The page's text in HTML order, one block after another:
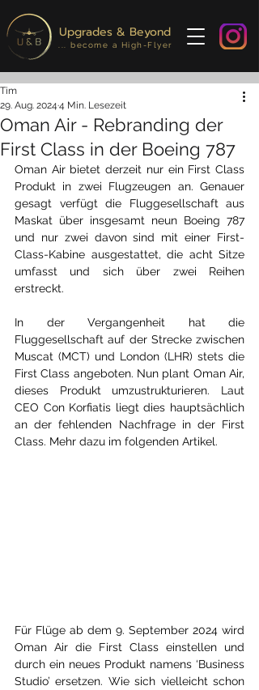
Upgrades & Beyond
... become a High-Flyer
Oman Air - Rebranding der
First Class in der Boeing 787
Tim
29. Aug. 2024 4 Min. Lesezeit
Oman Air bietet derzeit nur ein First Class
Produkt in zwei Flugzeugen an. Genauer
gesagt verfügt die Fluggesellschaft aus
Maskat über insgesamt neun Boeing 787
und nur zwei davon sind mit einer First-
Class-Kabine ausgestattet, die acht Sitze
umfasst und sich über zwei Reihen
erstreckt.
In der Vergangenheit hat die
Fluggesellschaft auf der Strecke zwischen
Muscat (MCT) und London (LHR) stets die
First Class angeboten. Nun plant Oman Air,
dieses Produkt umzustrukturieren. Laut
CEO Con Korfiatis liegt dies hauptsächlich
an der fehlenden Nachfrage in der First
Class. Mehr dazu im folgenden Artikel.
Für Flüge ab dem 9. September 2024 wird
Oman Air die First Class einstellen und
durch ein neues Produkt namens ‘Business
Studio’ ersetzen. Wie sich vielleicht schon